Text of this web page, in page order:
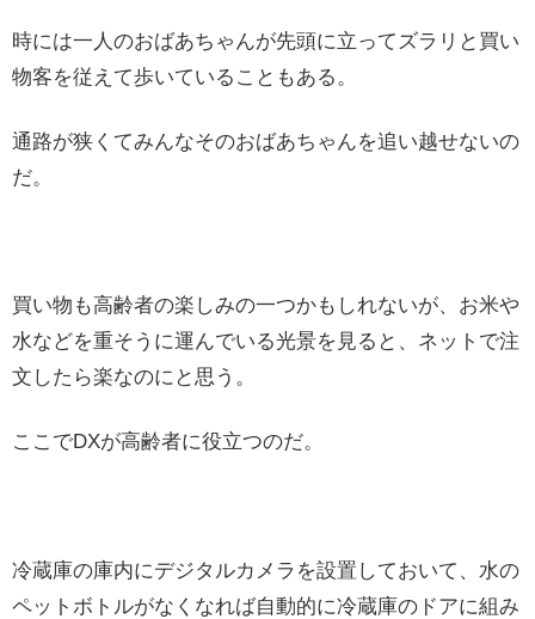
時には一人のおばあちゃんが先頭に立ってズラリと買い
物客を従えて歩いていることもある。
通路が狭くてみんなそのおばあちゃんを追い越せないの
だ。
買い物も高齢者の楽しみの一つかもしれないが、お米や
水などを重そうに運んでいる光景を見ると、ネットで注
文したら楽なのにと思う。
ここでDXが高齢者に役立つのだ。
冷蔵庫の庫内にデジタルカメラを設置しておいて、水の
ペットボトルがなくなれば自動的に冷蔵庫のドアに組み